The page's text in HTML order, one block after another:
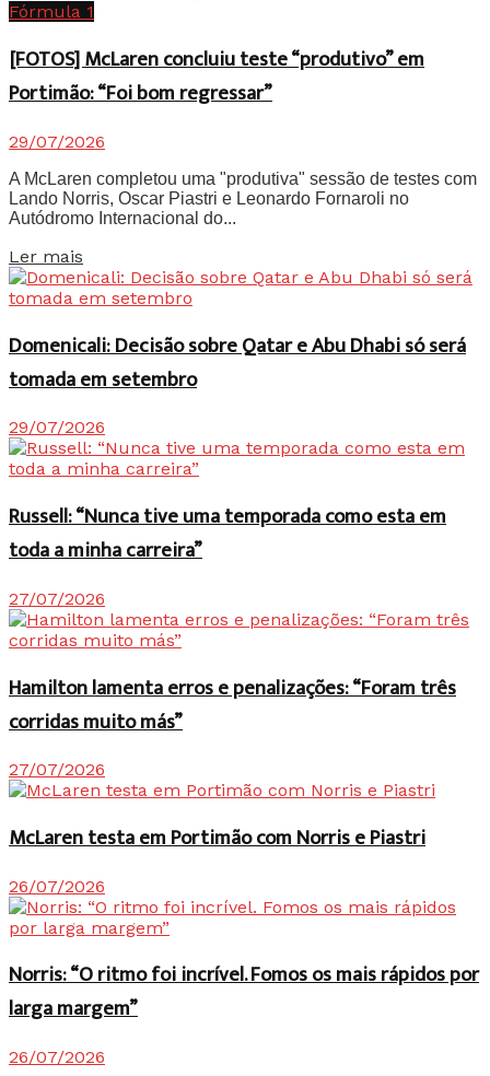
Fórmula 1
[FOTOS] McLaren concluiu teste “produtivo” em
Portimão: “Foi bom regressar”
29/07/2026
A McLaren completou uma "produtiva" sessão de testes com
Lando Norris, Oscar Piastri e Leonardo Fornaroli no
Autódromo Internacional do...
Ler mais
Domenicali: Decisão sobre Qatar e Abu Dhabi só será
tomada em setembro
29/07/2026
Russell: “Nunca tive uma temporada como esta em
toda a minha carreira”
27/07/2026
Hamilton lamenta erros e penalizações: “Foram três
corridas muito más”
27/07/2026
McLaren testa em Portimão com Norris e Piastri
26/07/2026
Norris: “O ritmo foi incrível. Fomos os mais rápidos por
larga margem”
26/07/2026